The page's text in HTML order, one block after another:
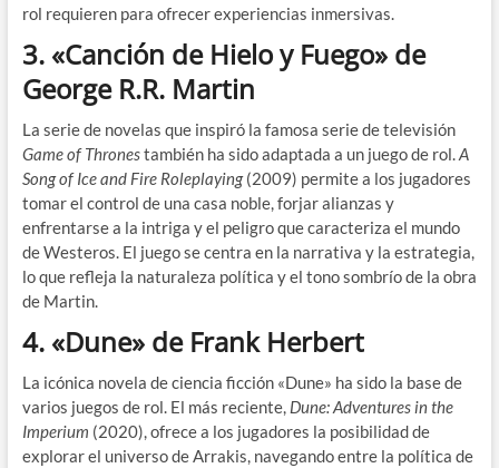
rol requieren para ofrecer experiencias inmersivas.
3. «Canción de Hielo y Fuego» de
George R.R. Martin
La serie de novelas que inspiró la famosa serie de televisión
Game of Thronestambién ha sido adaptada a un juego de rol.A
Song of Ice and Fire Roleplaying(2009) permite a los jugadores
tomar el control de una casa noble, forjar alianzas y
enfrentarse a la intriga y el peligro que caracteriza el mundo
de Westeros. El juego se centra en la narrativa y la estrategia,
lo que refleja la naturaleza política y el tono sombrío de la obra
de Martin.
4. «Dune» de Frank Herbert
La icónica novela de ciencia ficción «Dune» ha sido la base de
varios juegos de rol. El más reciente, Dune: Adventures in the
Imperium (2020), ofrece a los jugadores la posibilidad de
explorar el universo de Arrakis, navegando entre la política de